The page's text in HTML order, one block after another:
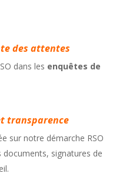
des attentes
dans les enquêtes de
transparence
sur notre démarche RSO
signatures de